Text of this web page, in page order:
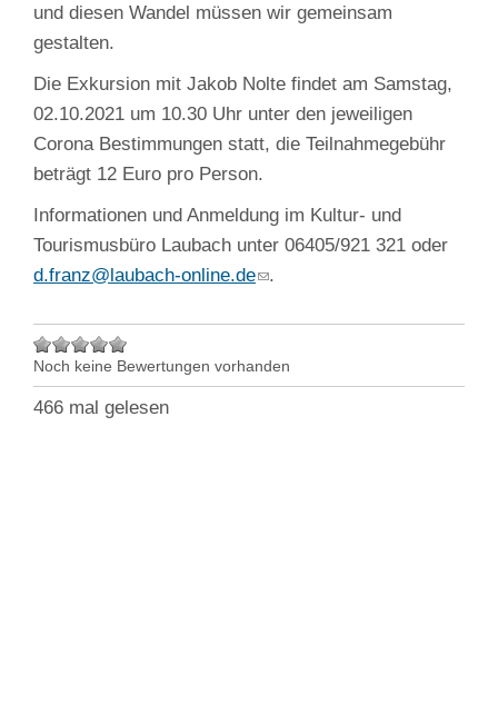
und diesen Wandel müssen wir gemeinsam
gestalten.
Die Exkursion mit Jakob Nolte findet am Samstag,
02.10.2021 um 10.30 Uhr unter den jeweiligen
Corona Bestimmungen statt, die Teilnahmegebühr
beträgt 12 Euro pro Person.
Informationen und Anmeldung im Kultur- und
Tourismusbüro Laubach unter 06405/921 321 oder
d.franz@laubach-online.de
.
Noch keine Bewertungen vorhanden
466 mal gelesen